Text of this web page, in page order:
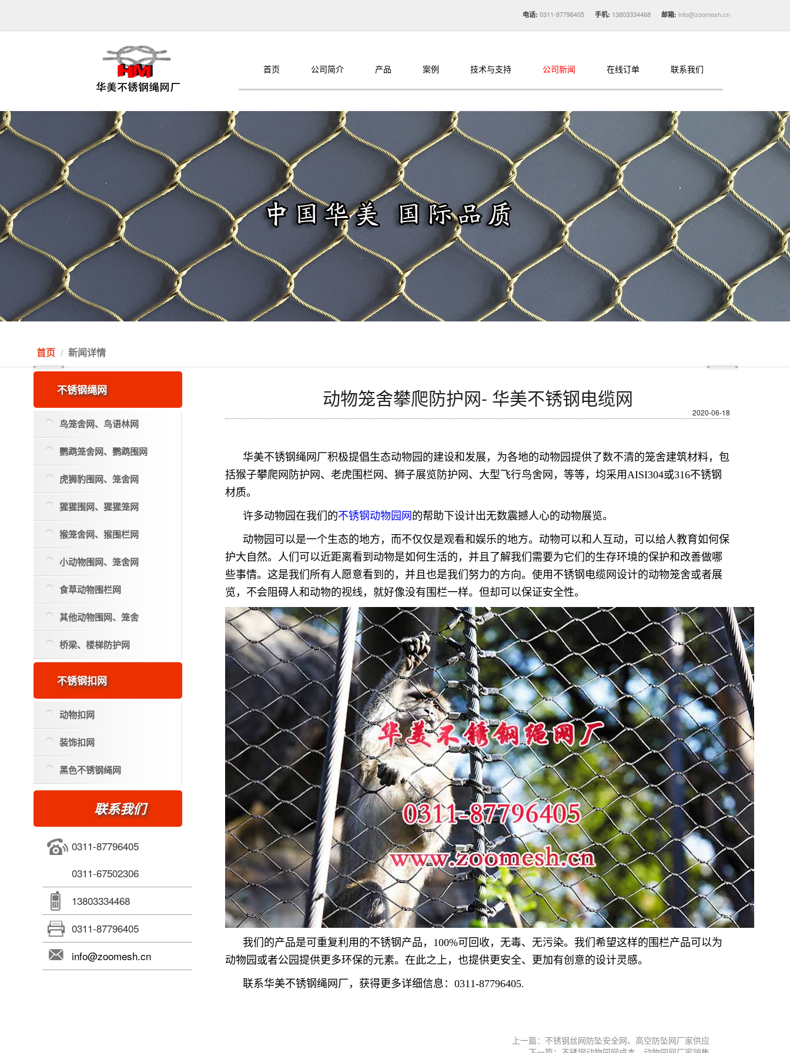
电话: 0311-87796405 手机: 13803334468 邮箱: info@zoomesh.cn
首页 公司简介 产品 案例 技术与支持 公司新闻 在线订单 联系我们
首页 新闻详情
不锈钢绳网
鸟笼舍网、鸟语林网
鹦鹉笼舍网、鹦鹉围网
虎狮豹围网、笼舍网
猩猩围网、猩猩笼网
猴笼舍网、猴围栏网
小动物围网、笼舍网
食草动物围栏网
其他动物围网、笼舍
桥梁、楼梯防护网
不锈钢扣网
动物扣网
装饰扣网
黑色不锈钢绳网
联系我们
0311-87796405
0311-67502306
13803334468
0311-87796405
info@zoomesh.cn
动物笼舍攀爬防护网- 华美不锈钢电缆网
2020-06-18
华美不锈钢绳网厂积极提倡生态动物园的建设和发展，为各地的动物园提供了数不清的笼舍建筑材料，包
括猴子攀爬网防护网、老虎围栏网、狮子展览防护网、大型飞行鸟舍网，等等，均采用AISI304或316不锈钢
材质。
许多动物园在我们的不锈钢动物园网 的帮助下设计出无数震撼人心的动物展览。
动物园可以是一个生态的地方，而不仅仅是观看和娱乐的地方。动物可以和人互动，可以给人教育如何保
护大自然。人们可以近距离看到动物是如何生活的，并且了解我们需要为它们的生存环境的保护和改善做哪
些事情。这是我们所有人愿意看到的，并且也是我们努力的方向。使用不锈钢电缆网设计的动物笼舍或者展
览，不会阻碍人和动物的视线，就好像没有围栏一样。但却可以保证安全性。
我们的产品是可重复利用的不锈钢产品， 100%可回收，无毒、无污染。我们希望这样的围栏产品可以为
动物园或者公园提供更多环保的元素。在此之上，也提供更安全、更加有创意的设计灵感。
联系华美不锈钢绳网厂，获得更多详细信息：0311-87796405.
上一篇：不锈钢丝网防坠安全网、高空防坠网厂家供应